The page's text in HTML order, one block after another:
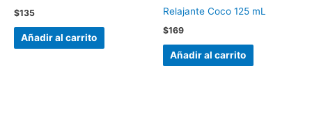
$135
Añadir al carrito
Relajante Coco 125 mL
$169
Añadir al carrito